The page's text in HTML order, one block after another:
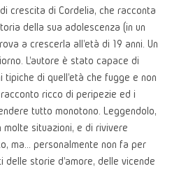
crescita di Cordelia, che racconta
della sua adolescenza (in un
a crescerla all'età di 19 anni. Un
L'autore è stato capace di
tipiche di quell'età che fugge e non
ricco di peripezie ed i
tutto monotono. Leggendolo,
situazioni, e di rivivere
ma... personalmente non fa per
delle storie d'amore, delle vicende